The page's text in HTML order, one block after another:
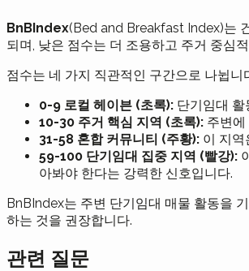
BnBIndex(Bed and Breakfast Index)는
되며, 낮은 점수는 더 조용하고 주거 중심
점수는 네 가지 직관적인 구간으로 나뉩니
0-9 로컬 헤이븐 (초록): 단기임대
10-30 주거 핵심 지역 (초록): 주변
31-58 혼합 커뮤니티 (주황): 이 지역
59-100 단기임대 집중 지역 (빨강):
아봐야 한다는 강력한 신호입니다.
BnBIndex는 주변 단기임대 매물 활동을
하는 것을 권장합니다.
관련 질문